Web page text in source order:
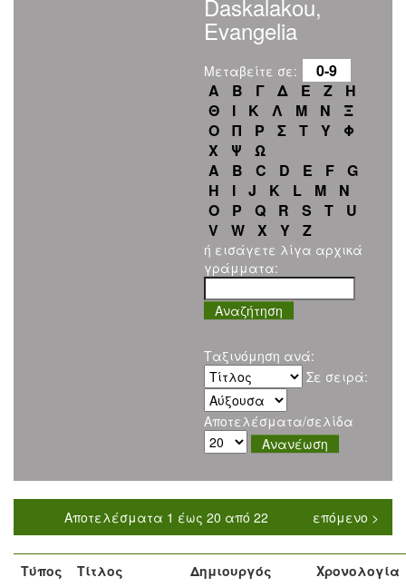
Daskalakou,
Evangelia
Μεταβείτε σε:
0-9
Α
Β Γ Δ Ε Ζ
Η
Θ
Ι Κ Λ Μ Ν
Ξ
Ο
Π Ρ Σ Τ Υ
Φ
Χ
Ψ
Ω
A
B C D E F
G
H
I J K L M
N
O
P Q R S T
U
V
W X Y Z
ή εισάγετε λίγα αρχικά
γράμματα:
Ταξινόμηση ανά:
Σε σειρά:
Αποτελέσματα/σελίδα
Αποτελέσματα 1 έως 20 από 22 επόμενο >
Τύπος Τίτλος Δημιουργός
Χρονολογία